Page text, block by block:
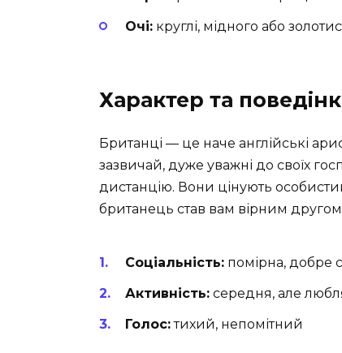
Очі: круглі, мідного або
Характер та
Британці — це наче англійські
зазвичай, дуже уважні до своїх
дистанцію. Вони цінують
британець став вам вірним
Соціальність: помірна, добре
Активність: середня, але
Голос:тихий, непомітний